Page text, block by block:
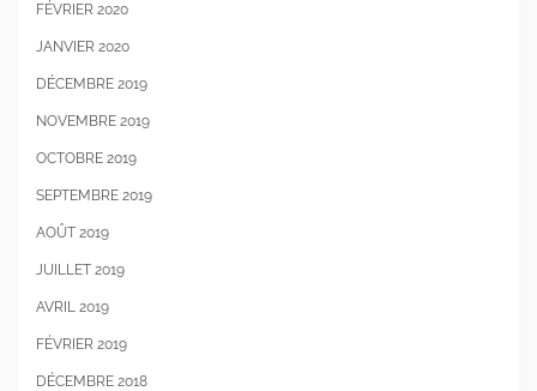
FÉVRIER 2020
JANVIER 2020
DÉCEMBRE 2019
NOVEMBRE 2019
OCTOBRE 2019
SEPTEMBRE 2019
AOÛT 2019
JUILLET 2019
AVRIL 2019
FÉVRIER 2019
DÉCEMBRE 2018